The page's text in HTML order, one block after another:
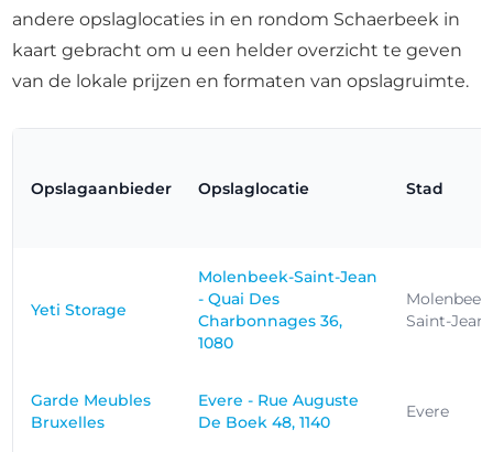
andere opslaglocaties in en rondom Schaerbeek in
kaart gebracht om u een helder overzicht te geven
van de lokale prijzen en formaten van opslagruimte.
Opslagaanbieder Opslaglocatie Stad
Yeti Storage
Molenbeek-Saint-Jean
- Quai Des
Charbonnages 36,
1080
Saint-Jean
Garde Meubles
Bruxelles
Evere - Rue Auguste
De Boek 48, 1140
Evere